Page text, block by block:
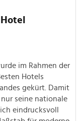
im Rahmen der
Hotels
gekürt. Damit
seine nationale
eindrucksvoll